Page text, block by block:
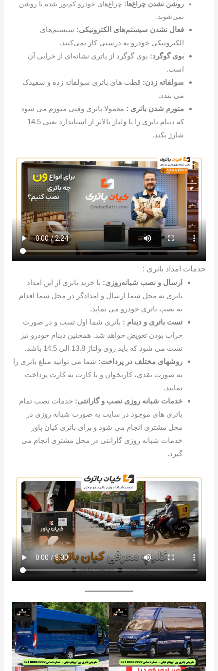
روشن نشدن چراغ‌ها: چراغ‌های خودرو کم‌نور شده یا روشن
نمی‌شوند.
فعال نشدن سیستم‌های الکترونیکی: سیستم‌های
الکترونیکی خودرو به درستی کار نمی‌کنند.
بوی گوگرد: بوی گوگرد از باتری نشانه‌ای از خرابی آن
است.
سولفاته زدن: قطب های باتری سولفاته زده و سفیدک
می بندد.
متورم شدن باتری : معمولا باتری وقتی متورم می شود
که دینام باتری را با ولتاژ بالاتر از استاندارد یعنی 14.5
شارژ بکند.
خدمات امداد باتری :
ارسال و نصب شبانه‌روزی: با خرید باتری از این امداد
باتری به محل شما ارسال و امدادگر در محل شما اقدام
به نصب باتری خودرو می نماید.
تست باتری و دینام : باتری شما اول تست و در صورت
خراب بودن تعویض خواهد شد. همچنین دینام خودرو نیز
تست می شود که باید روی ولتاژ 13.8 الی 14.5 باشد.
روشهای مختلف در پرداخت: شما می توانید مبلغ باتری را
به صورت نقدی، کارتخوان و یا کارت به کارت پرداخت
نمایید.
خدمات شبانه روزی نصب و گارانتی: خدمات نصب تمام
باتری های موجود در سایت به صورت شبانه روزی در
محل مشتری انجام می شود و برای باتری کیان پاور
خدمات شبانه روزی گارانتی در محل مشتری انجام می
گیرد.